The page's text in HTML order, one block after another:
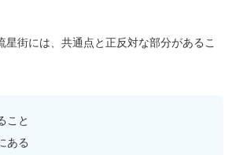
星街には、共通点と正反対な部分があるこ
こと
ある